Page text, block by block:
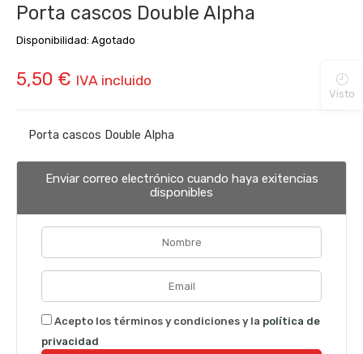
Porta cascos Double Alpha
Disponibilidad: Agotado
5,50 € IVA incluido
Porta cascos Double Alpha
Enviar correo electrónico cuando haya exitencias
disponibles
Acepto los términos y condiciones y la política de
privacidad
Visto